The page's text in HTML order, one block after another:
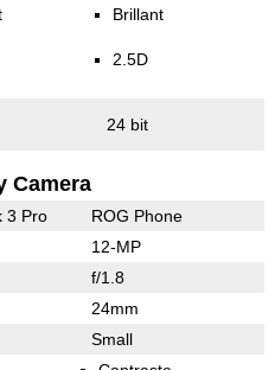
Brillant
2.5D
24 bit
Camera
3 Pro ROG Phone
12-MP
f/1.8
24mm
Small